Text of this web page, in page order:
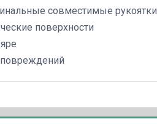
совместимые рукоятки
поверхности
повреждений